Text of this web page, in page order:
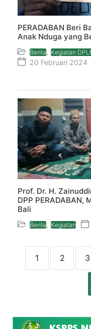
PERADABAN Beri
Anak Nduga yang
Berita , Kegiatan
20 Februari 2024
Prof. Dr. H.
DPP PERADABAN,
Bali
Berita , Kegiatan
1 2 3